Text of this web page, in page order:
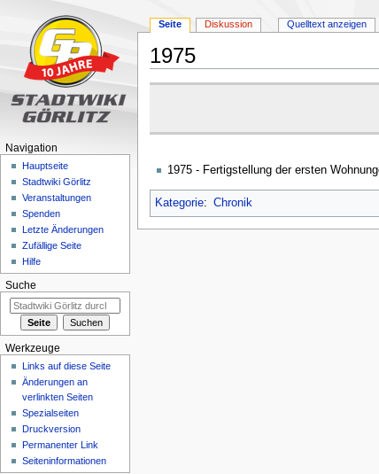
1975
1975 - Fertigstellung der ersten
Kategorie: Chronik
Seite Diskussion Quelltext anzeigen
Navigation
Hauptseite
Stadtwiki Görlitz
Veranstaltungen
Spenden
Letzte Änderungen
Zufällige Seite
Hilfe
Suche
Werkzeuge
Links auf diese Seite
Änderungen an
verlinkten Seiten
Spezialseiten
Druckversion
Permanenter Link
Seiten­informationen